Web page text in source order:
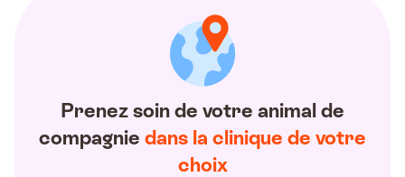
Prenez soin de votre animal de
compagnie dans la clinique de votre
choix